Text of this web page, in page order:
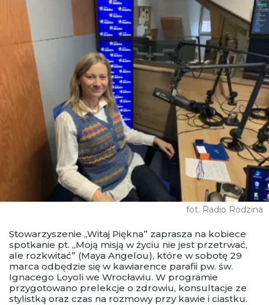
fot. Radio Rodzina
Stowarzyszenie „Witaj Piękna” zaprasza na kobiece
spotkanie pt. „Moją misją w życiu nie jest przetrwać,
ale rozkwitać” (Maya Angelou), które w sobotę 29
marca odbędzie się w kawiarence parafii pw. św.
Ignacego Loyoli we Wrocławiu. W programie
przygotowano prelekcje o zdrowiu, konsultacje ze
stylistką oraz czas na rozmowy przy kawie i ciastku.